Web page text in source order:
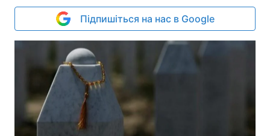
Підпишіться на нас в Google